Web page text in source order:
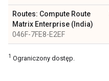
Routes: Compute Route
Matrix Enterprise (India)
046F-7FE8-E2EF
1 Ograniczony dostęp.